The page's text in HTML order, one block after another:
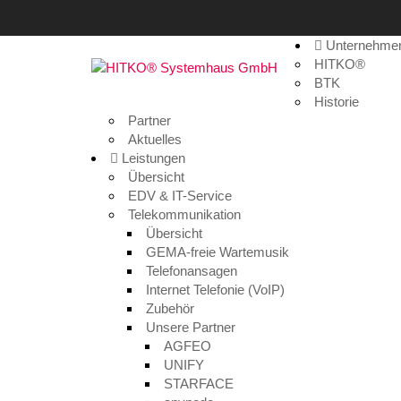
HITKO®
BTK
Historie
Partner
Aktuelles
Leistungen
Übersicht
EDV & IT-Service
Telekommunikation
Übersicht
GEMA-freie Wartemusik
Telefonansagen
Internet Telefonie (VoIP)
Zubehör
Unsere Partner
AGFEO
UNIFY
STARFACE
Machen Sie Ihr
Machen Sie Ihr Unternehmen
Machen Sie Ihr Unternehmen
9. Februar 2018